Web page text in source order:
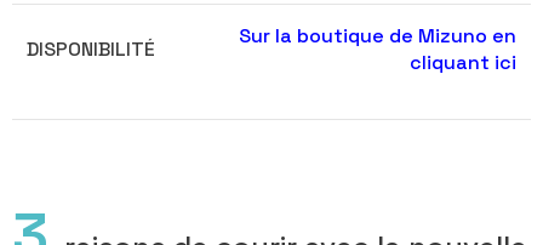
DISPONIBILITÉ
Sur la boutique de Mizuno en
cliquant ici